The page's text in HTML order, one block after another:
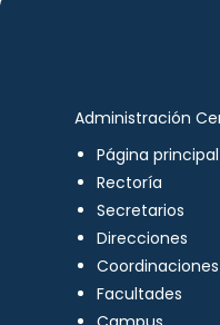
Administración
Página principal
Rectoría
Secretarios
Direcciones
Coordinaciones
Facultades